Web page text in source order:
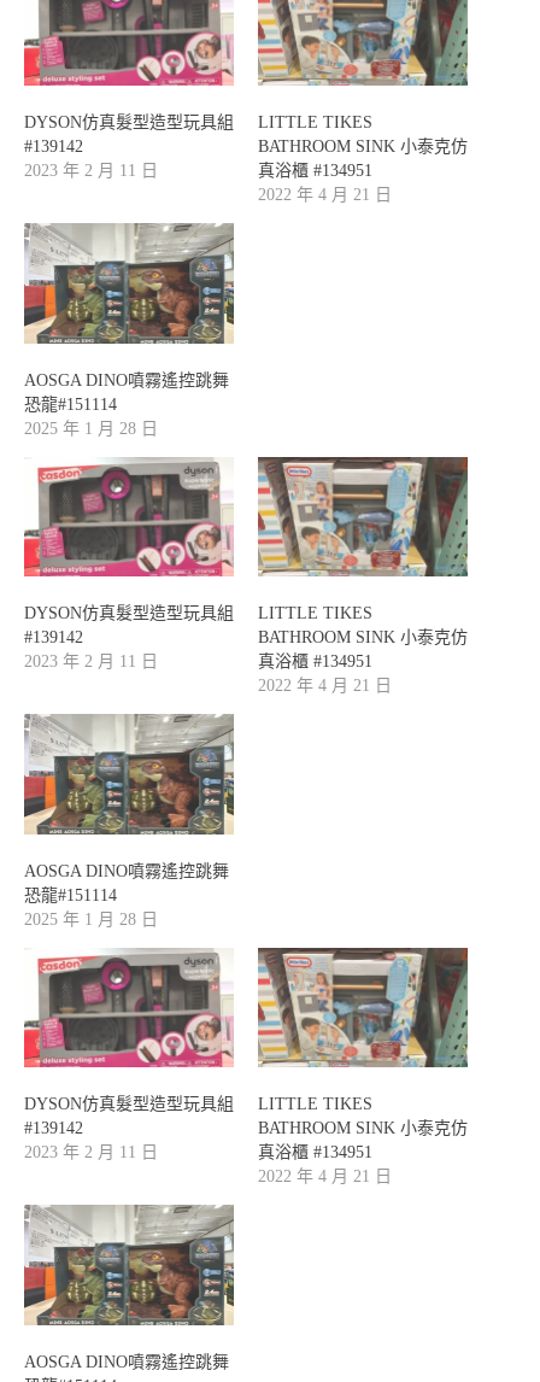
DYSON仿真髮型造型玩具組
#139142
2023 年 2 月 11 日
LITTLE TIKES
BATHROOM SINK 小泰克仿
真浴櫃 #134951
2022 年 4 月 21 日
AOSGA DINO噴霧遙控跳舞
恐龍#151114
2025 年 1 月 28 日
DYSON仿真髮型造型玩具組
#139142
2023 年 2 月 11 日
LITTLE TIKES
BATHROOM SINK 小泰克仿
真浴櫃 #134951
2022 年 4 月 21 日
AOSGA DINO噴霧遙控跳舞
恐龍#151114
2025 年 1 月 28 日
DYSON仿真髮型造型玩具組
#139142
2023 年 2 月 11 日
LITTLE TIKES
BATHROOM SINK 小泰克仿
真浴櫃 #134951
2022 年 4 月 21 日
AOSGA DINO噴霧遙控跳舞